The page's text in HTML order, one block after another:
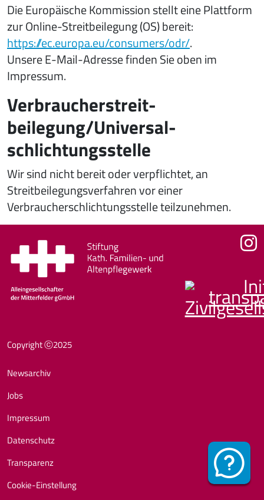
Die Europäische Kommission stellt eine Plattform
zur Online-Streitbeilegung (OS) bereit:
https://ec.europa.eu/consumers/odr/.
Unsere E-Mail-Adresse finden Sie oben im
Impressum.
Verbraucher­streit­
beilegung/Universal­
schlichtungs­stelle
Wir sind nicht bereit oder verpflichtet, an
Streitbeilegungsverfahren vor einer
Verbraucherschlichtungsstelle teilzunehmen.
Fußzeile
Copyright ⓒ2025
Newsarchiv
Jobs
Impressum
Datenschutz
Transparenz
Cookie-Einstellung